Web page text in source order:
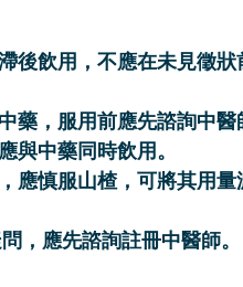
後飲用，不應在未見徵狀
藥，服用前應先諮詢中醫
與中藥同時飲用。
應慎服山楂，可將其用量
，應先諮詢註冊中醫師。